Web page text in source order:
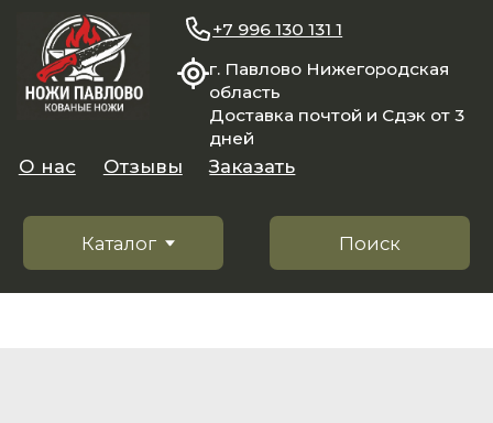
область
Доставка почтой и Сдэк от 3
Поиск
Каталог
Заказать
+7 996 130 131 1